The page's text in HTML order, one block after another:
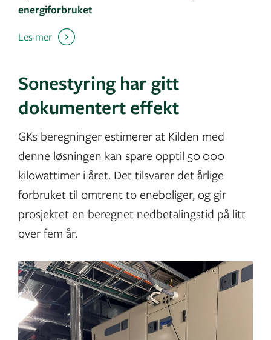
energiforbruket
Les mer
Sonestyring har gitt
dokumentert effekt
GKs beregninger estimerer at Kilden med
denne løsningen kan spare opptil 50 000
kilowattimer i året. Det tilsvarer det årlige
forbruket til omtrent to eneboliger, og gir
prosjektet en beregnet nedbetalingstid på litt
over fem år.